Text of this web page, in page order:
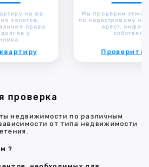
на юр.
залогов,
права
у
Мы проверим
по кадастровому
арест,
Проверить
проверка
недвижимости по различным
от типа недвижимости
?